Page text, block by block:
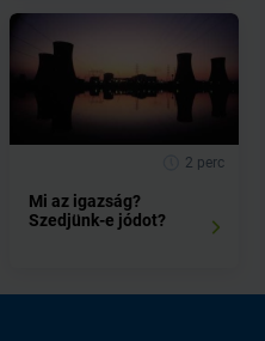
2 perc
Mi az igazság?
Szedjünk-e jódot?